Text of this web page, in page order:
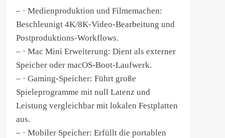
– · Medienproduktion und Filmemachen:
Beschleunigt 4K/8K-Video-Bearbeitung und
Postproduktions-Workflows.
– · Mac Mini Erweiterung: Dient als externer
Speicher oder macOS-Boot-Laufwerk.
– · Gaming-Speicher: Führt große
Spieleprogramme mit null Latenz und
Leistung vergleichbar mit lokalen Festplatten
aus.
– · Mobiler Speicher: Erfüllt die portablen